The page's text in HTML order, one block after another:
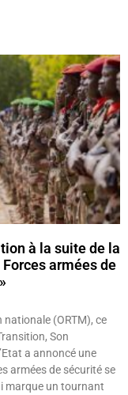
à la suite de la
armées de
(ORTM), ce
Son
a annoncé une
armées de sécurité se
marque un tournant